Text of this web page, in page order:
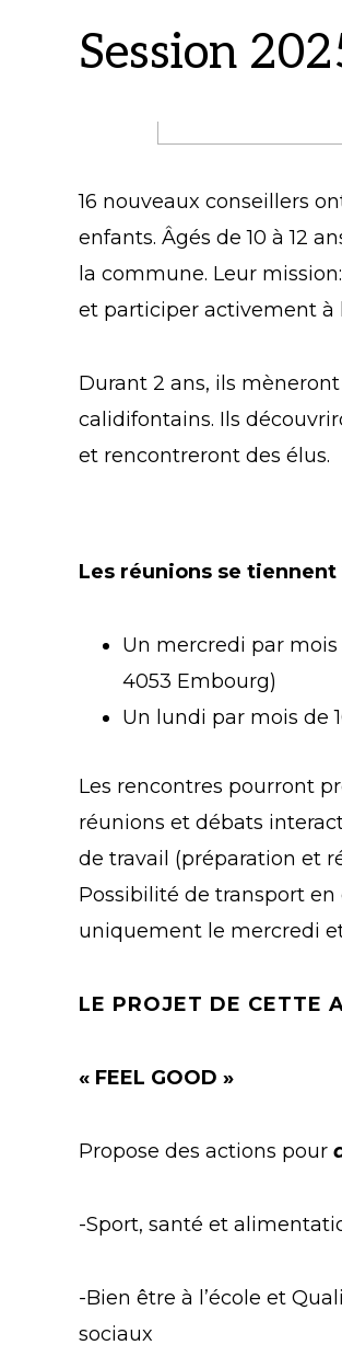
Session
16 nouveaux conseillers
enfants. Âgés de 10 à 12
la commune. Leur
et participer activement à
Durant 2 ans, ils
calidifontains. Ils
et rencontreront des élus.
Les réunions se
Un mercredi par mois
4053 Embourg)
Un lundi par mois de
Les rencontres pourront
réunions et débats
de travail (préparation et
Possibilité de transport en
uniquement le mercredi
LE PROJET DE CETTE
« FEEL GOOD »
Propose des actions pour
-Sport, santé et
-Bien être à l’école et
sociaux